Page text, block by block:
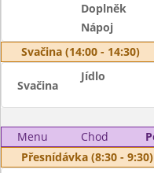
Doplněk
Nápoj
Svačina (14:00 - 14:30)
Svačina
Jídlo
Menu Chod
Přesnídávka (8:30 - 9:30)